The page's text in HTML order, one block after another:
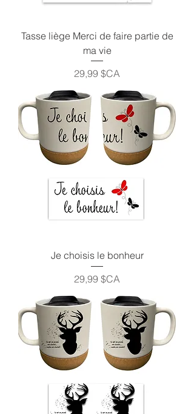
Tasse liège Merci de faire partie de
ma vie
Prix
29,99 $CA
Je choisis le bonheur
Prix
29,99 $CA